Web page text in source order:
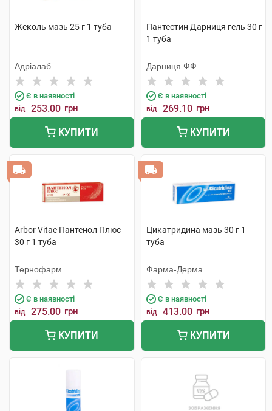
Жеколь мазь 25 г 1 туба
Адріалаб
Є в наявності
від 253.00 грн
КУПИТИ
Пантестин Дарниця гель 30 г
1 туба
Дарниця ФФ
Є в наявності
від 269.10 грн
КУПИТИ
Arbor Vitae Пантенол Плюс
30 г 1 туба
Тернофарм
Є в наявності
від 275.00 грн
КУПИТИ
Цикатридина мазь 30 г 1
туба
Фарма-Дерма
Є в наявності
від 413.00 грн
КУПИТИ